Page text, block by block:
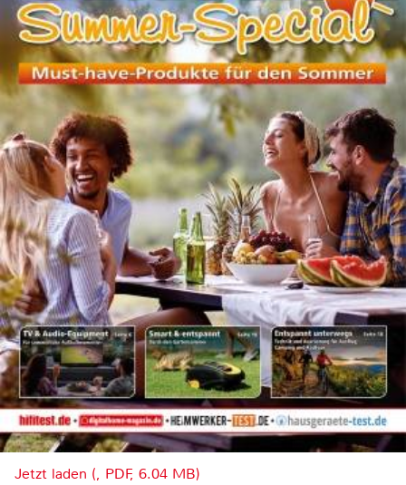
Jetzt laden (, PDF, 6.04 MB)